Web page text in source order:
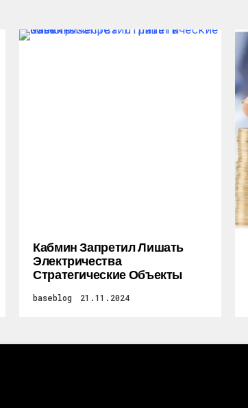
Кабмин Запретил Лишать
Электричества
Стратегические Объекты
baseblog 21.11.2024